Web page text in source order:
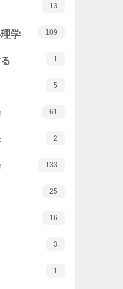
13
学 109
1
5
61
2
133
25
16
3
1